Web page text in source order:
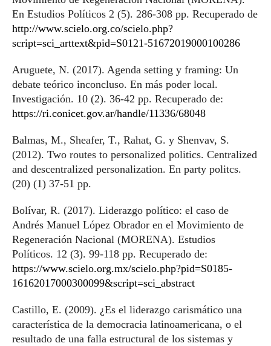
En Estudios Políticos 2 (5). 286-308 pp. Recuperado de
http://www.scielo.org.co/scielo.php?
script=sci_arttext&pid=S0121-51672019000100286
Aruguete, N. (2017). Agenda setting y framing: Un
debate teórico inconcluso. En más poder local.
Investigación. 10 (2). 36-42 pp. Recuperado de:
https://ri.conicet.gov.ar/handle/11336/68048
Balmas, M., Sheafer, T., Rahat, G. y Shenvav, S.
(2012). Two routes to personalized politics. Centralized
and descentralized personalization. En party politcs.
(20) (1) 37-51 pp.
Bolívar, R. (2017). Liderazgo político: el caso de
Andrés Manuel López Obrador en el Movimiento de
Regeneración Nacional (MORENA). Estudios
Políticos. 12 (3). 99-118 pp. Recuperado de:
https://www.scielo.org.mx/scielo.php?pid=S0185-
16162017000300099&script=sci_abstract
Castillo, E. (2009). ¿Es el liderazgo carismático una
característica de la democracia latinoamericana, o el
resultado de una falla estructural de los sistemas y